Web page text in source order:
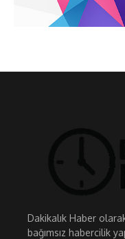
Dakikalık Haber
bağımsız habercilik